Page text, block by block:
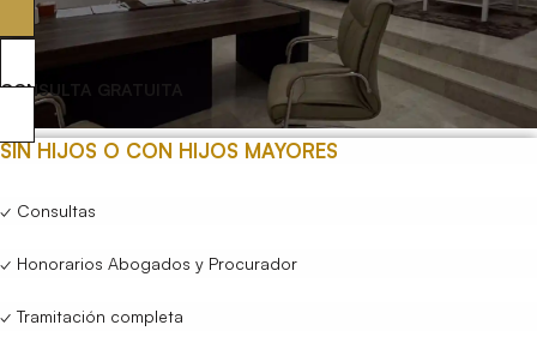
CONSULTA GRATUITA
SIN HIJOS O CON HIJOS MAYORES
✓ Consultas
✓ Honorarios Abogados y Procurador
✓ Tramitación completa